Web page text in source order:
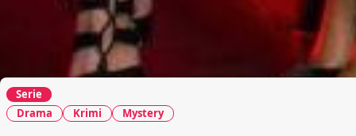
Serie
Drama
Krimi Mystery